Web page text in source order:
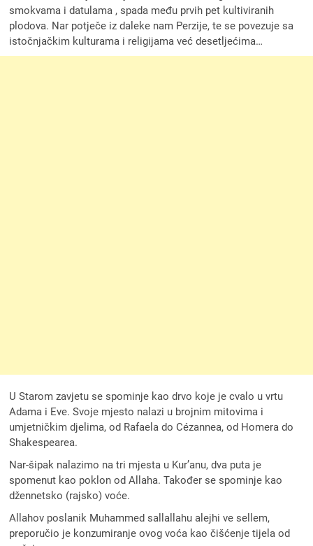
smokvama i datulama , spada među prvih pet kultiviranih
plodova. Nar potječe iz daleke nam Perzije, te se povezuje sa
istočnjačkim kulturama i religijama već desetljećima…
U Starom zavjetu se spominje kao drvo koje je cvalo u vrtu
Adama i Eve. Svoje mjesto nalazi u brojnim mitovima i
umjetničkim djelima, od Rafaela do Cézannea, od Homera do
Shakespearea.
Nar-šipak nalazimo na tri mjesta u Kur’anu, dva puta je
spomenut kao poklon od Allaha. Također se spominje kao
džennetsko (rajsko) voće.
Allahov poslanik Muhammed sallallahu alejhi ve sellem,
preporučio je konzumiranje ovog voća kao čišćenje tijela od